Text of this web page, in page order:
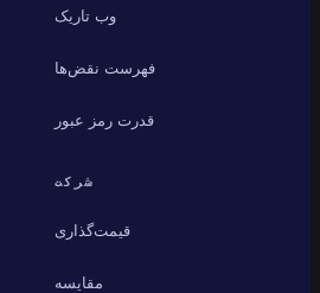
وب تاریک
فهرست نقض‌ها
قدرت رمز عبور
شرکت
قیمت‌گذاری
مقایسه